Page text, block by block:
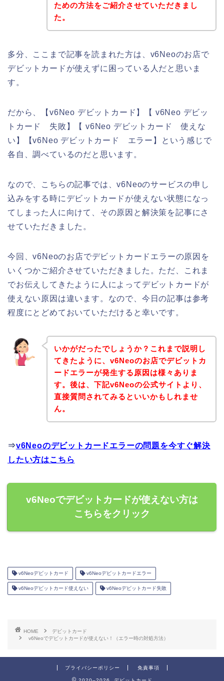
ための方法をご紹介させていただきまし
た。
多分、ここまで記事を読まれた方は、v6Neoのお店で
デビットカードが使えずに困っている人だと思いま
す。
だから、【v6Neo デビットカード】【 v6Neo デビッ
トカード 失敗】【 v6Neo デビットカード 使えな
い】【v6Neo デビットカード エラー】という感じで
各自、調べているのだと思います。
なので、こちらの記事では、v6Neoのサービスの申し
込みをする時にデビットカードが使えない状態になっ
てしまった人に向けて、その原因と解決策を記事にさ
せていただきました。
今回、v6Neoのお店でデビットカードエラーの原因を
いくつかご紹介させていただきました。ただ、これま
でお伝えしてきたように人によってデビットカードが
使えない原因は違います。なので、今日の記事は参考
程度にとどめておいていただけると幸いです。
いかがだったでしょうか？これまで説明し
てきたように、v6Neoのお店でデビットカ
ードエラーが発生する原因は様々ありま
す。後は、下記v6Neoの公式サイトより、
直接質問されてみるといいかもしれませ
ん。
⇒v6Neoのデビットカードエラーの問題を今すぐ解決
したい方はこちら
v6Neoでデビットカードが使えない方は
こちらをクリック
v6Neoデビットカード v6Neoデビットカードエラー
v6Neoデビットカード使えない v6Neoデビットカード失敗
HOME
デビットカード
v6Neoでデビットカードが使えない！（エラー時の対処方法）
プライバシーポリシー 免責事項